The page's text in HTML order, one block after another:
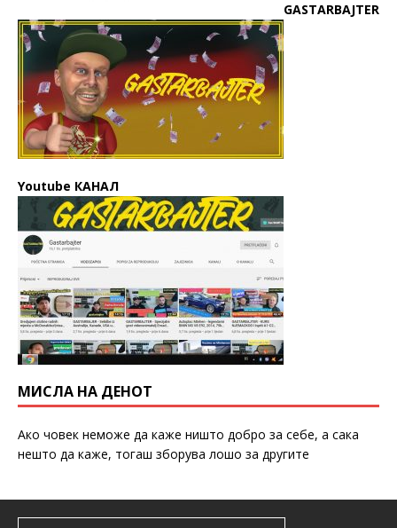
GASTARBAJTER
Youtube КАНАЛ
МИСЛА НА ДЕНОТ
Ако човек неможе да каже ништо добро за себе, а сака
нешто да каже, тогаш зборува лошо за другите